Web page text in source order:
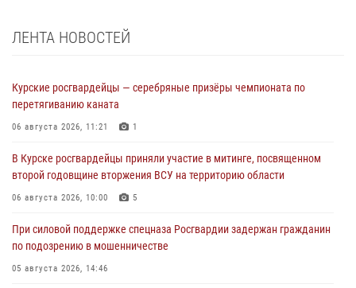
ЛЕНТА НОВОСТЕЙ
Курские росгвардейцы — серебряные призёры чемпионата по
перетягиванию каната
06 августа 2026, 11:21 1
В Курске росгвардейцы приняли участие в митинге, посвященном
второй годовщине вторжения ВСУ на территорию области
06 августа 2026, 10:00 5
При силовой поддержке спецназа Росгвардии задержан гражданин
по подозрению в мошенничестве
05 августа 2026, 14:46